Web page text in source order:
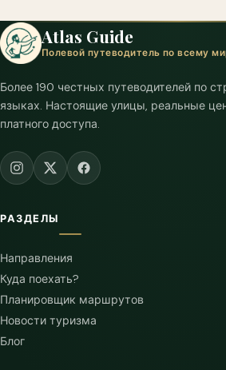
Atlas Guide
Полевой путеводитель по всему
Более 190 честных путеводителей по
языках. Настоящие улицы, реальные
платного доступа.
РАЗДЕЛЫ
Направления
Куда поехать?
Планировщик маршрутов
Новости туризма
Блог